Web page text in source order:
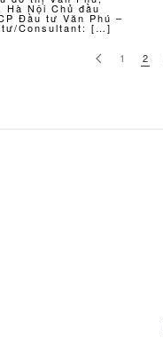
Hà Nội Chủ đầu
Đầu tư Văn Phú –
Consultant: […]
1 2